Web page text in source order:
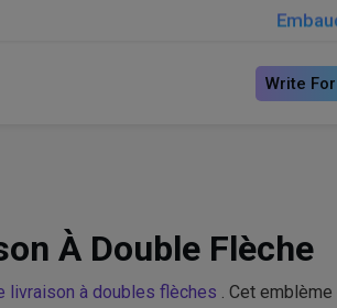
Write
À Double Flèche
livraison à doubles flèches . Cet